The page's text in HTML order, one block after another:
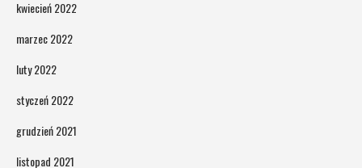
kwiecień 2022
marzec 2022
luty 2022
styczeń 2022
grudzień 2021
listopad 2021